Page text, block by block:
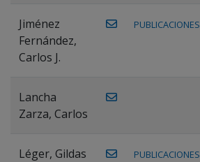
Jiménez
Fernández,
Carlos J.
PUBLICACIONES
Lancha
Zarza, Carlos
Léger, Gildas PUBLICACIONES